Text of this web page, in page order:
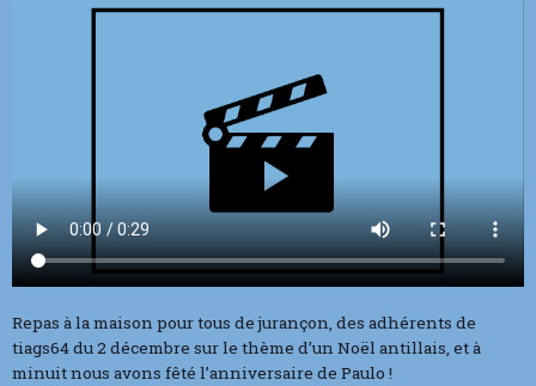
Repas à la maison pour tous de jurançon, des adhérents de
tiags64 du 2 décembre sur le thème d’un Noël antillais, et à
minuit nous avons fêté l’anniversaire de Paulo !